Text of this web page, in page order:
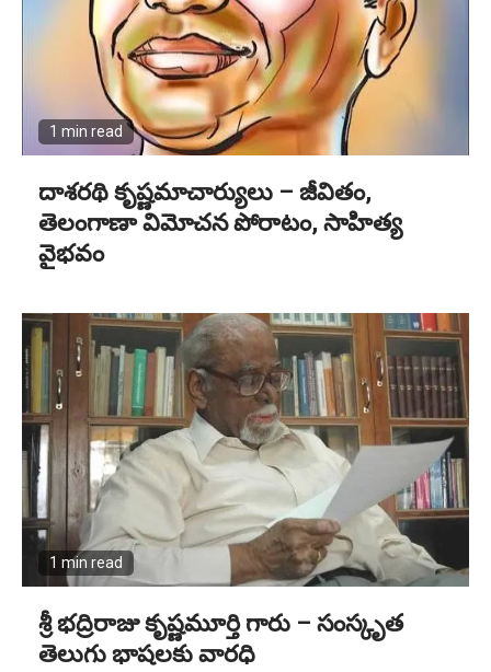
1 min read
దాశరథి కృష్ణమాచార్యులు – జీవితం,
తెలంగాణా విమోచన పోరాటం, సాహిత్య
వైభవం
1 min read
శ్రీ భద్రిరాజు కృష్ణమూర్తి గారు – సంస్కృత
తెలుగు భాషలకు వారధి